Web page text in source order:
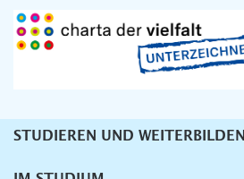
Unternavigation
STUDIEREN UND WEITERBILDEN